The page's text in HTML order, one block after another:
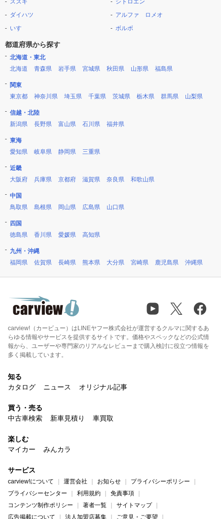
スズキ
ダイハツ
いすゞ
シトロエン
アルファ ロメオ
ボルボ
都道府県から探す
北海道・東北
北海道
青森県 岩手県 宮城県 秋田県 山形県 福島県
関東
東京都
神奈川県 埼玉県 千葉県 茨城県 栃木県 群馬県 山梨県
信越・北陸
新潟県
長野県 富山県 石川県 福井県
東海
愛知県
岐阜県 静岡県 三重県
近畿
大阪府
兵庫県 京都府 滋賀県 奈良県 和歌山県
中国
鳥取県
島根県 岡山県 広島県 山口県
四国
徳島県
香川県 愛媛県 高知県
九州・沖縄
福岡県
佐賀県 長崎県 熊本県 大分県 宮崎県 鹿児島県 沖縄県
carview!（カービュー）はLINEヤフー株式会社が運営するクルマに関するあ
らゆる情報やサービスを提供するサイトです。価格やスペックなどの公式情
報から、ユーザーや専門家のリアルなレビューまで購入検討に役立つ情報を
多く掲載しています。
知る
カタログ
ニュース オリジナル記事
買う・売る
中古車検索
新車見積り 車買取
楽しむ
マイカー
みんカラ
サービス
carview!について 運営会社 お知らせ
プライバシーポリシー
プライバシーセンター
利用規約
免責事項
コンテンツ制作ポリシー
著者一覧
サイトマップ
広告掲載について
法人加盟店募集 ご意見・ご要望